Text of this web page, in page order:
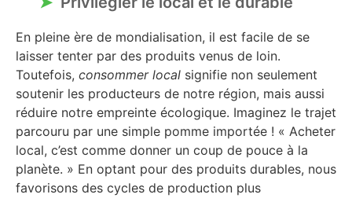
En pleine ère de mondialisation, il est facile de se
laisser tenter par des produits venus de loin.
Toutefois, consommer local signifie non seulement
soutenir les producteurs de notre région, mais aussi
réduire notre empreinte écologique. Imaginez le trajet
parcouru par une simple pomme importée ! « Acheter
local, c’est comme donner un coup de pouce à la
planète. » En optant pour des produits durables, nous
favorisons des cycles de production plus